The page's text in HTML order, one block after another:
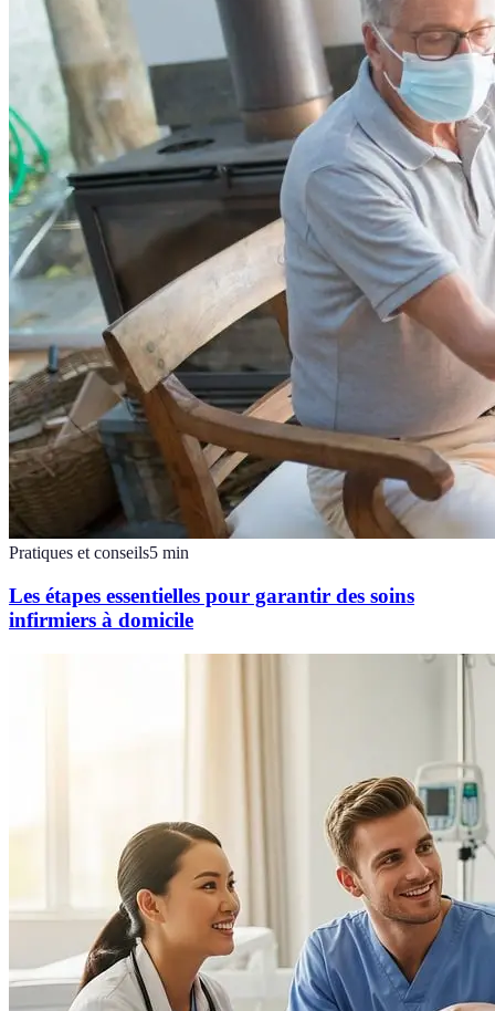
Pratiques et conseils5 min
Les étapes essentielles pour garantir des soins
infirmiers à domicile